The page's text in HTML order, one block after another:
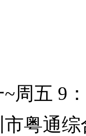
周五 9
粤通综